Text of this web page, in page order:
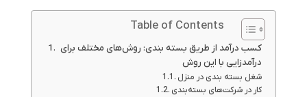
Table of Contents
کسب درآمد از طریق بسته بندی: روش‌های مختلف برای
درآمدزایی با این روش
شغل بسته بندی در منزل
کار در شرکت‌های بسته‌بندی